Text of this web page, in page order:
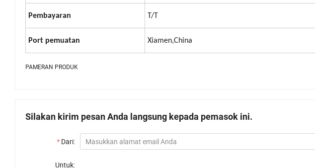
Pembayaran T/T
Port pemuatan Xiamen,China
PAMERAN PRODUK
Silakan kirim pesan Anda langsung kepada pemasok ini.
* Dari:
Untuk: